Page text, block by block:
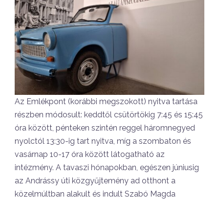
Az Emlékpont (korábbi megszokott) nyitva tartása
részben módosult: keddtől csütörtökig 7:45 és 15:45
óra között, pénteken szintén reggel háromnegyed
nyolctól 13:30-ig tart nyitva, míg a szombaton és
vasárnap 10-17 óra között látogatható az
intézmény. A tavaszi hónapokban, egészen júniusig
az Andrássy úti közgyűjtemény ad otthont a
közelmúltban alakult és indult Szabó Magda